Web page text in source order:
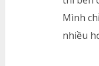
Mình
nhiều